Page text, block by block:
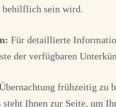
behilflich sein wird.
Für detaillierte
der verfügbaren
frühzeitig zu
Ihnen zur Seite, um